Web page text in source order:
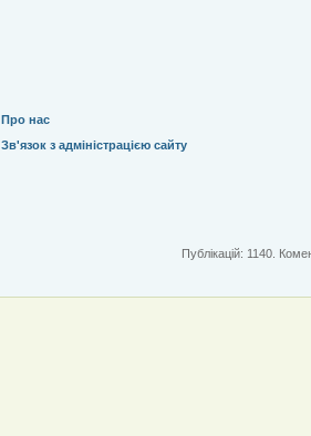
Про нас
Зв'язок з адміністрацією сайту
Публікацій: 1140.